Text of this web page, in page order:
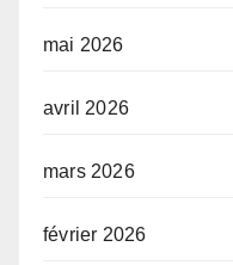
mai 2026
avril 2026
mars 2026
février 2026